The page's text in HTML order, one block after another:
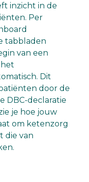
inzicht in de
Per
tabbladen
van een
Dit
door de
DBC-declaratie
je hoe jouw
om ketenzorg
die van